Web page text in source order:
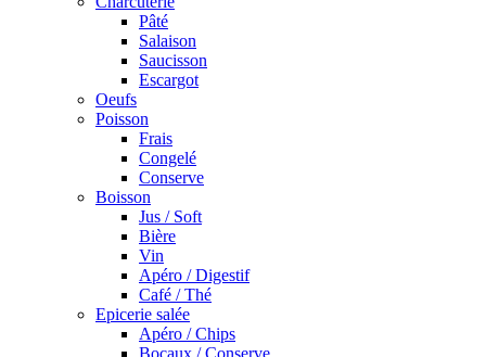
Pâté
Salaison
Saucisson
Escargot
Oeufs
Poisson
Frais
Congelé
Conserve
Boisson
Jus / Soft
Bière
Vin
Apéro / Digestif
Café / Thé
Epicerie salée
Apéro / Chips
Bocaux / Conserve